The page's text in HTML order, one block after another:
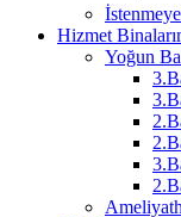
Hizmet
Yoğun